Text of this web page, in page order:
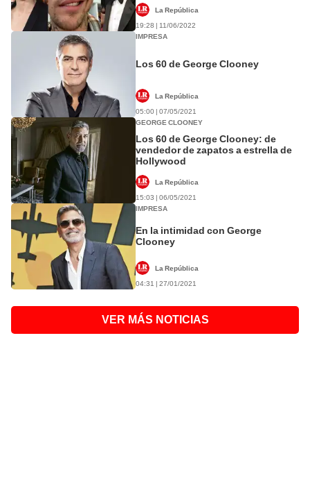
La República
19:28 | 11/06/2022
IMPRESA
Los 60 de George Clooney
La República
05:00 | 07/05/2021
GEORGE CLOONEY
Los 60 de George Clooney: de
vendedor de zapatos a estrella de
Hollywood
La República
15:03 | 06/05/2021
IMPRESA
En la intimidad con George
Clooney
La República
04:31 | 27/01/2021
VER MÁS NOTICIAS